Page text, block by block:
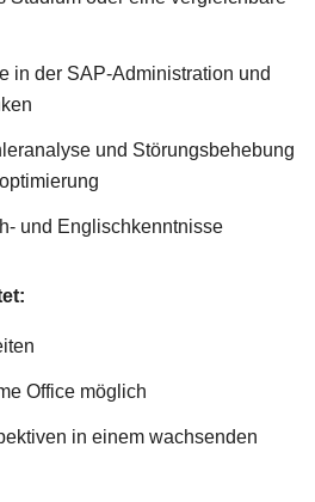
in der SAP-Administration und
und Störungsbehebung
und Englischkenntnisse
Office möglich
in einem wachsenden